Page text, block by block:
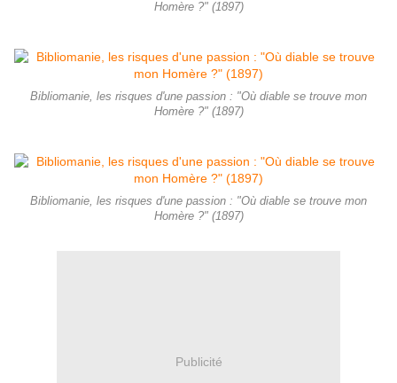
Homère ?" (1897)
Bibliomanie, les risques d'une passion : "Où diable se trouve mon
Homère ?" (1897)
Bibliomanie, les risques d'une passion : "Où diable se trouve mon
Homère ?" (1897)
Publicité